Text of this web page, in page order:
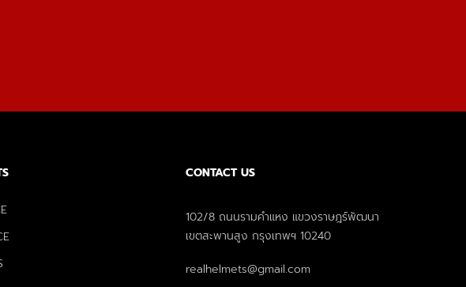
CONTACT US
102/8 ถนนรามคำแหง แขวงราษฎร์พัฒนา
เขตสะพานสูง กรุงเทพฯ 10240
realhelmets@gmail.com